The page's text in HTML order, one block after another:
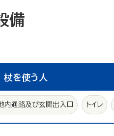
備
杖を使う人
内通路及び玄関出入口 トイレ